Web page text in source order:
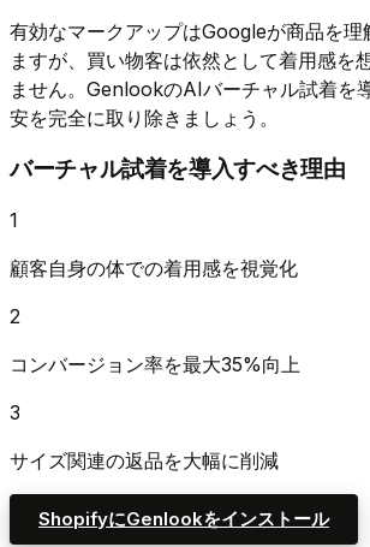
有効なマークアップはGoogleが商品を理
ますが、買い物客は依然として着用感を
ません。GenlookのAIバーチャル試着を
安を完全に取り除きましょう。
バーチャル試着を導入すべき理由
1
顧客自身の体での着用感を視覚化
2
コンバージョン率を最大35%向上
3
サイズ関連の返品を大幅に削減
ShopifyにGenlookをインストール